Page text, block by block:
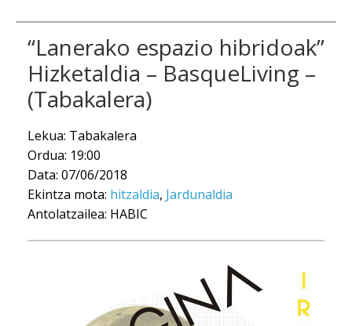
“Lanerako espazio hibridoak”
Hizketaldia – BasqueLiving –
(Tabakalera)
Lekua: Tabakalera
Ordua: 19:00
Data: 07/06/2018
Ekintza mota: hitzaldia, Jardunaldia
Antolatzailea: HABIC